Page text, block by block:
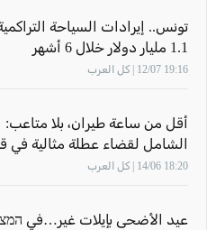
تونس.. إيرادات السياحة
1.1 مليار دولار خلال 6 أشهر
19:16 12/07 | كل العرب
أقل من ساعة طيران، بلا متاعب:
الشامل لقضاء عطلة مثالية في
18:20 14/06 | كل العرب
عيد